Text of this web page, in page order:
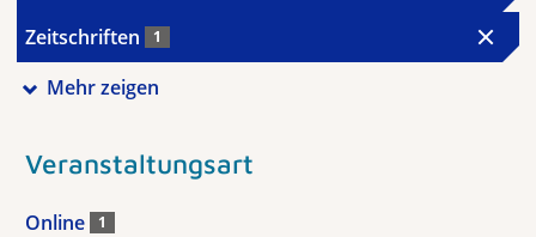
Zeitschriften 1
Mehr zeigen
Veranstaltungsart
Online 1